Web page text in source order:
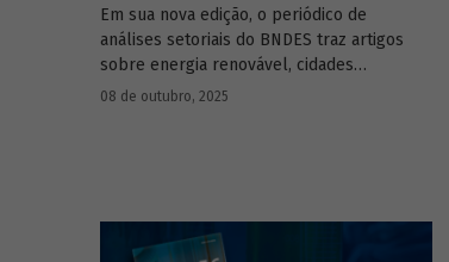
Em sua nova edição, o periódico de
análises setoriais do BNDES traz artigos
sobre energia renovável, cidades
resilientes, gestão de resíduos sólidos
08 de outubro, 2025